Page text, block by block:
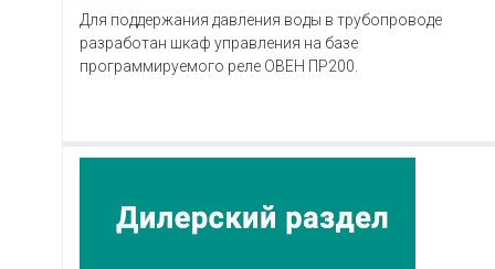
Для поддержания давления воды в трубопроводе
разработан шкаф управления на базе
программируемого реле ОВЕН ПР200.